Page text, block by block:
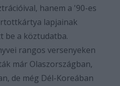
hanem a '90-es
lapjainak
be a köztudatba.
rangos versenyeken
már Olaszországban,
de még Dél-Koreában